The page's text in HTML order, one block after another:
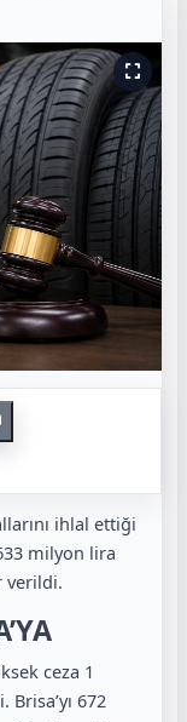
ihlal ettiği
milyon lira
verildi.
ceza 1
672